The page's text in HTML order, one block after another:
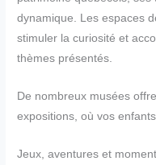
dynamique. Les espaces
stimuler la curiosité et
thèmes présentés.
De nombreux musées
expositions, où vos
Jeux, aventures et